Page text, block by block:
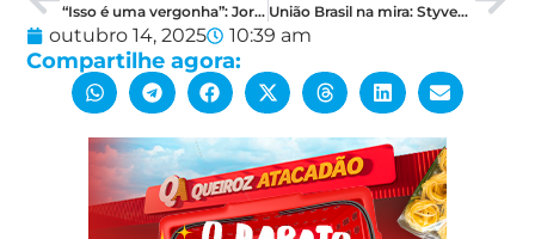
“Isso é uma vergonha”: Jorge do Rosário sobe o tom e mira em Allyson União Brasil na mira: Styvenson Valentim pode deixar o PSDB e agitar cenário político do RN
outubro 14, 2025 10:39 am
Compartilhe agora: